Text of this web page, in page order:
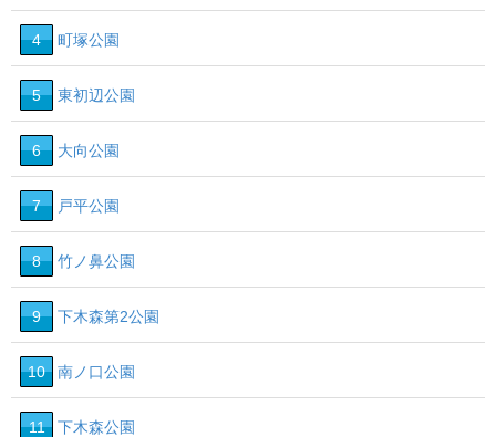
4 町塚公園
5 東初辺公園
6 大向公園
7 戸平公園
8 竹ノ鼻公園
9 下木森第2公園
10 南ノ口公園
11 下木森公園